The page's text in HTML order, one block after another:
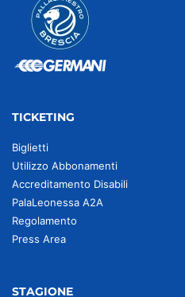
TICKETING
Biglietti
Utilizzo Abbonamenti
Accreditamento Disabili
PalaLeonessa A2A
Regolamento
Press Area
STAGIONE